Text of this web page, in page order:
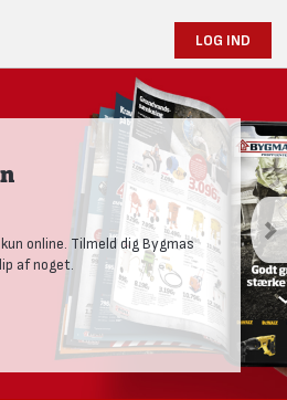
LOG IND
online. Tilmeld dig Bygmas
af noget.